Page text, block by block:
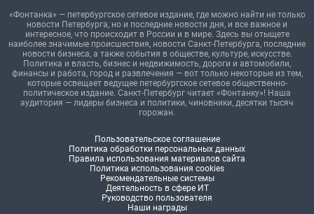
«Фонтанка» — петербургское сетевое издание, где можно найти не только
новости Петербурга, но и последние новости дня, и все важное и
интересное, что происходит в России и в мире. Здесь вы отыщете
наиболее значимые происшествия, новости Санкт-Петербурга, последние
новости бизнеса, а также события в обществе, культуре, искусстве.
Политика и власть, бизнес и недвижимость, дороги и автомобили,
финансы и работа, город и развлечения — вот только некоторые из тем,
которые освещает ведущее петербургское сетевое общественно-
политическое издание. Санкт-Петербург читает «Фонтанку»! Наша
аудитория — лидеры бизнеса и политики, чиновники, десятки тысяч
горожан.
Пользовательское соглашение
Политика обработки персональных данных
Правила использования материалов сайта
Политика использования cookies
Рекомендательные системы
Деятельность в сфере ИТ
Руководство пользователя
Наши награды